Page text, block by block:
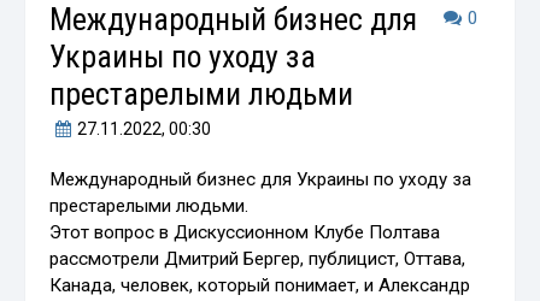
0
Международный бизнес для
Украины по уходу за
престарелыми людьми
27.11.2022, 00:30
Международный бизнес для Украины по уходу за
престарелыми людьми.
Этот вопрос в Дискуссионном Клубе Полтава
рассмотрели Дмитрий Бергер, публицист, Оттава,
Канада, человек, который понимает, и Александр